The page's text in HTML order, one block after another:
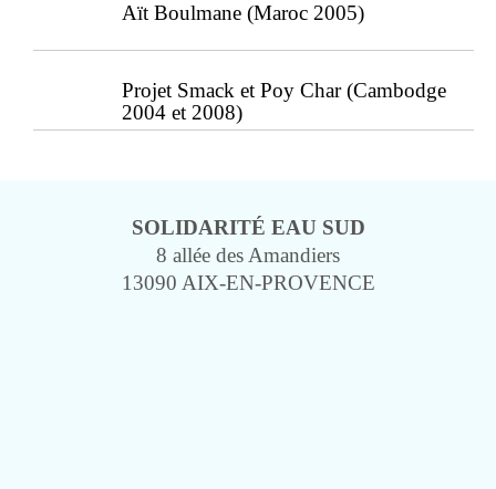
Aït Boulmane (Maroc 2005)
Projet Smack et Poy Char (Cambodge
2004 et 2008)
SOLIDARITÉ EAU SUD
8 allée des Amandiers
13090 AIX-EN-PROVENCE